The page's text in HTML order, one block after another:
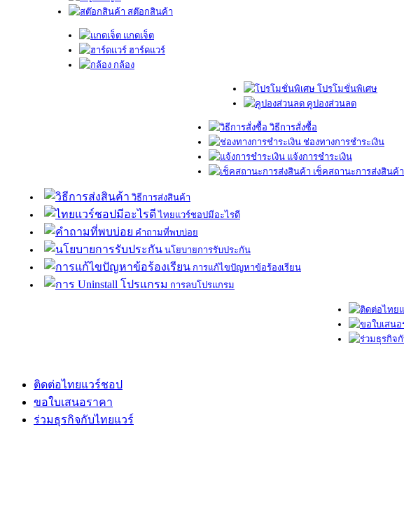
สต๊อกสินค้า
แกดเจ็ต
ฮาร์ดแวร์
กล้อง
โปรโมชั่นพิเศษ
คูปองส่วนลด
วิธีการสั่งซื้อ
ช่องทางการชำระเงิน
แจ้งการชำระเงิน
เช็คสถานะการส่งสินค้า
วิธีการส่งสินค้า
ไทยแวร์ชอปมีอะไรดี
คำถามที่พบบ่อย
นโยบายการรับประกัน
การแก้ไขปัญหาข้อร้องเรียน
การลบโปรแกรม
ติดต่อไทยแวร์ชอป
ขอใบเสนอราคา
ร่วมธุรกิจกับไทยแวร์